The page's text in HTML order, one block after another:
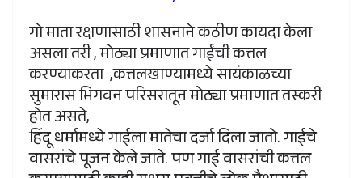
गो माता रक्षणासाठी शासनाने कठीण कायदा केला
असला तरी , मोठ्या प्रमाणात गाईंची कत्तल
करण्याकरता ,कत्तलखाण्यामध्ये सायंकाळच्या
सुमारास भिगवन परिसरातून मोठ्या प्रमाणात तस्करी
होत असते,
हिंदू धर्मामध्ये गाईला मातेचा दर्जा दिला जातो. गाईचे
वासरांचे पूजन केले जाते. पण गाई वासरांची कत्तल